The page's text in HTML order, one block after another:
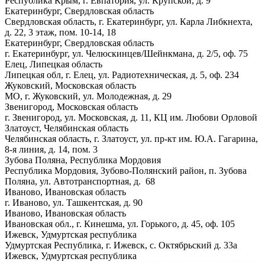
Екатеринбург, Свердловская область
Свердловская область, г. Екатеринбург, ул. Карла Либкнехта,
д. 22, 3 этаж, пом. 10-14, 18
Екатеринбург, Свердловская область
г. Екатеринбург, ул. Челюскинцев/Шейнкмана, д. 2/5, оф. 75
Елец, Липецкая область
Липецкая обл, г. Елец, ул. Радиотехническая, д. 5, оф. 234
Жуковский, Московская область
МО, г. Жуковский, ул. Молодежная, д. 29
Звенигород, Московская область
г. Звенигород, ул. Московская, д. 11, КЦ им. Любови Орловой
Златоуст, Челябинская область
Челябинская область, г. Златоуст, ул. пр-кт им. Ю.А. Гагарина,
8-я линия, д. 14, пом. 3
Зубова Поляна, Республика Мордовия
Республика Мордовия, Зубово-Полянский район, п. Зубова
Поляна, ул. Автотранспортная, д. 68
Иваново, Ивановская область
г. Иваново, ул. Ташкентская, д. 90
Иваново, Ивановская область
Ивановская обл., г. Кинешма, ул. Горького, д. 45, оф. 105
Ижевск, Удмуртская республика
Удмуртская Республика, г. Ижевск, с. Октябрьский д. 33а
Ижевск, Удмуртская республика